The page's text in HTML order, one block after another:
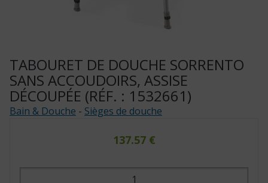
TABOURET DE DOUCHE SORRENTO
SANS ACCOUDOIRS, ASSISE
DÉCOUPÉE (RÉF. : 1532661)
Bain & Douche - Sièges de douche
137.57 €
quantité